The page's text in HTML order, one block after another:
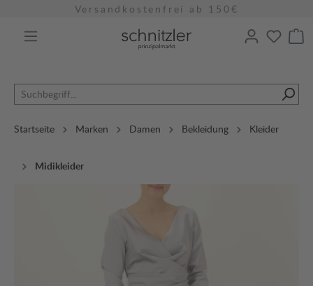
Versandkostenfrei ab 150€
Startseite Marken Damen Bekleidung Kleider
Midikleider